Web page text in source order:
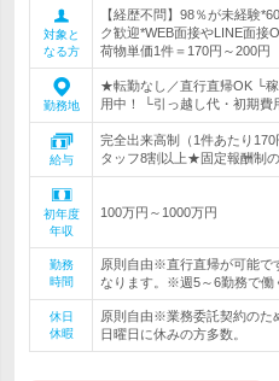
対象と
なる方
【経歴不問】98％が未経験
ク歓迎*WEB面接やLINE面接
荷物単価1件＝170円～200円
勤務地
★転勤なし／直行直帰OK └
用中！ └引っ越し代・初期費
給与
完全出来高制（1件あたり
タッフ8割以上★固定報酬制
初年度
年収
100万円～1000万円
勤務
時間
原則自由※直行直帰が可能で
なります。※週5～6勤務で働
休日
休暇
原則自由※業務委託契約のた
日曜日に休みの方多数。